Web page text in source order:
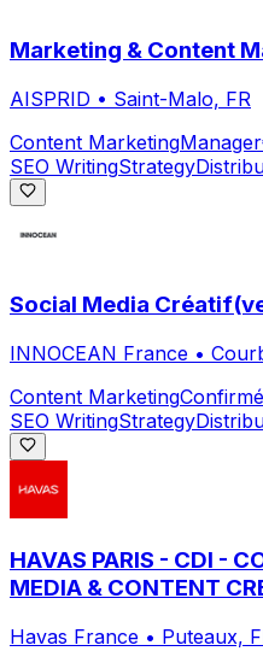
Marketing & Content
AISPRID • Saint-Malo, FR
Content MarketingManager
SEO WritingStrategy
Social Media
INNOCEAN France •
Content MarketingConfirmé
SEO WritingStrategy
HAVAS PARIS - CDI -
MEDIA & CONTENT
Havas France • Puteaux,